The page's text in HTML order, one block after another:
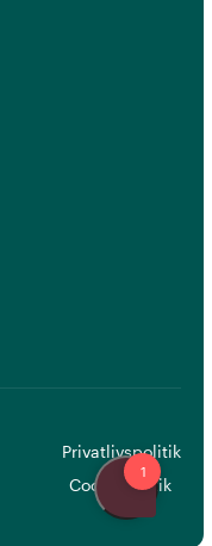
Privatlivspolitik
Cookiepolitik